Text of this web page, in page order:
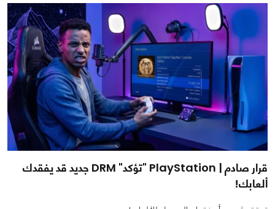
قرار صادم | PlayStation "تؤكد" DRM جديد قد يفقدك
ألعابك!